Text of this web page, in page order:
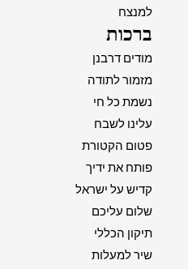
למנצח
ברכות
מודים דרבנן
מזמור לתודה
נשמת כל חי
עלינו לשבח
פטום הקטורת
פותח את ידיך
קדיש על ישראל
שלום עליכם
תיקון הכללי
שיר למעלות